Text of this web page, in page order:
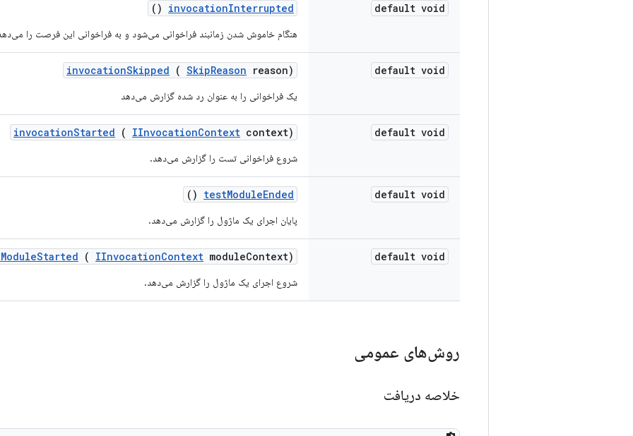
default void
invocationInterrupted
()
هنگام خاموش شدن زمانبند فراخوانی می‌شود و به فراخوانی این فرصت را می‌دهد
default void
invocationSkipped ( SkipReason reason)
یک فراخوانی را به عنوان رد شده گزارش می‌دهد
default void
invocationStarted ( IInvocationContext context)
شروع فراخوانی تست را گزارش می‌دهد.
default void
testModuleEnded
()
پایان اجرای یک ماژول را گزارش می‌دهد.
default void
ModuleStarted ( IInvocationContext moduleContext)
شروع اجرای یک ماژول را گزارش می‌دهد.
روش‌های عمومی
خلاصه دریافت